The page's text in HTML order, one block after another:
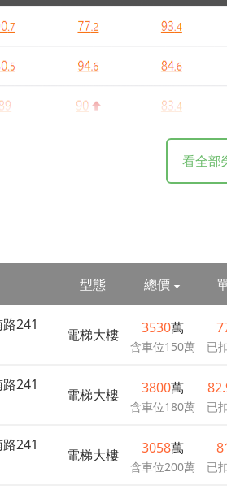
看全部
型態 總價
241
電梯大樓 3530萬
含車位150萬 已
241
電梯大樓 3800萬
含車位180萬 已
241
電梯大樓 3058萬
含車位200萬 已